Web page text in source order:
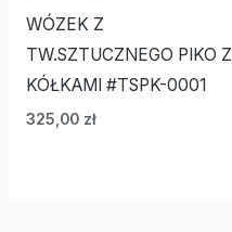
WÓZEK Z
TW.SZTUCZNEGO PIKO Z
KÓŁKAMI #TSPK-0001
325,00 zł